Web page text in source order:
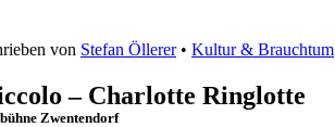
von Stefan Öllerer • Kultur & Brauchtum
– Charlotte Ringlotte
Zwentendorf